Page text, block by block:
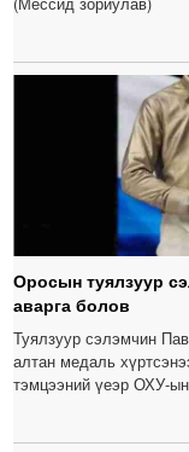
Оросын туялзуур
аварга болов
Туялзуур сэлэмчин
алтан медаль
тэмцээний үеэр ОХУ-